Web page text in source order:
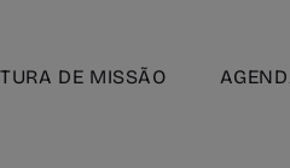
DE MISSÃO